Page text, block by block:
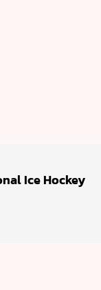
Ice Hockey